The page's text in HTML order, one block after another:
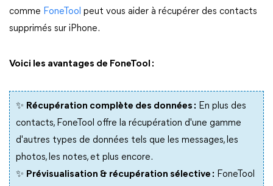
comme FoneTool peut vous aider à récupérer des contacts
supprimés sur iPhone.
Voici les avantages de FoneTool :
✨ Récupération complète des données : En plus des
contacts, FoneTool offre la récupération d'une gamme
d'autres types de données tels que les messages, les
photos, les notes, et plus encore.
✨ Prévisualisation & récupération sélective : FoneTool